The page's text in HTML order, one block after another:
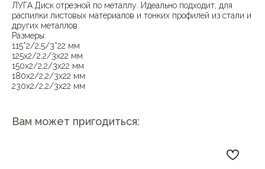
ЛУГА Диск отрезной по металлу. Идеально подходит, для
распилки листовых материалов и тонких профилей из стали и
других металлов.
Размеры:
115*2/2,5/3*22 мм
125х2/2,2/3х22 мм
150х2/2,2/3х22 мм
180х2/2,2/3х22 мм
230х2/2,2/3х22 мм
Вам может пригодиться: